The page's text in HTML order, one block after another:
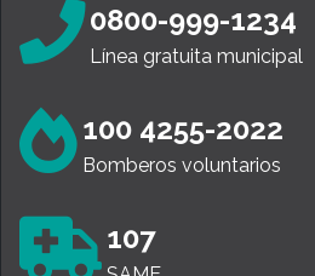
0800-999-1234
Línea gratuita municipal
100 4255-2022
Bomberos voluntarios
107